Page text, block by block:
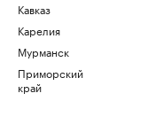
Кавказ
Карелия
Мурманск
Приморский
край